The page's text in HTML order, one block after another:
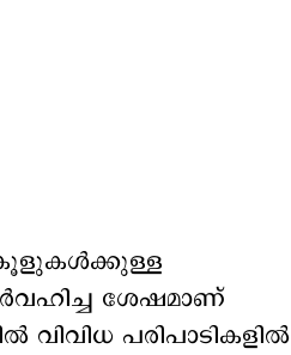
ശേഷമാണ്
വിവിധ പരിപാടികളിൽ